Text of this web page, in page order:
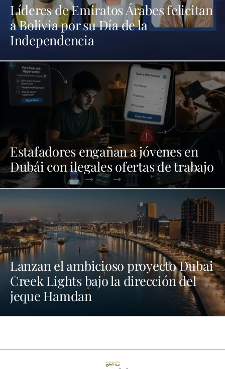
Líderes de Emiratos Árabes felicitan
a Bolivia por su Día de la
Independencia
Estafadores engañan a jóvenes en
Dubái con ilegales ofertas de trabajo
Lanzan el ambicioso proyecto Dubai
Creek Lights bajo la dirección del
jeque Hamdan